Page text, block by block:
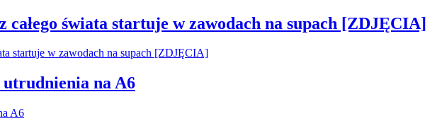
całego świata startuje w zawodach na supach [ZDJĘCIA]
na A6